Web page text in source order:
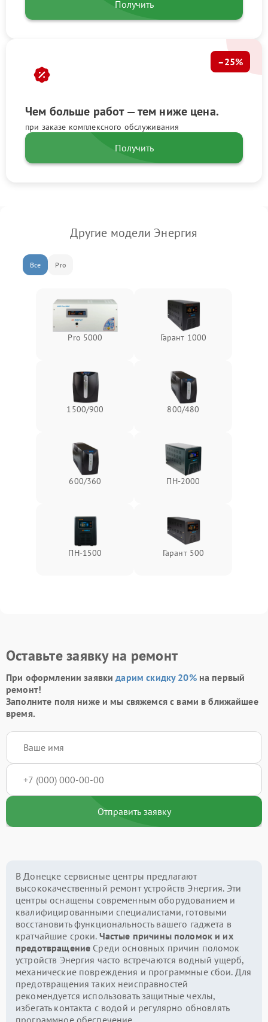
Получить
Чем больше работ — тем ниже цена.
при заказе комплексного обслуживания
–25%
Получить
Другие модели Энергия
Все Pro
Pro 5000 Гарант 1000
1500/900 800/480
600/360 ПН-2000
ПН-1500 Гарант 500
Оставьте заявку на ремонт
При оформлении заявкидарим скидку 20%на первый
ремонт!
Заполните поля ниже и мы свяжемся с вами в ближайшее
время.
Отправить заявку
В Донецке сервисные центры предлагают
высококачественный ремонт устройств Энергия. Эти
центры оснащены современным оборудованием и
квалифицированными специалистами, готовыми
восстановить функциональность вашего гаджета в
кратчайшие сроки. Частые причины поломок и их
предотвращение Среди основных причин поломок
устройств Энергия часто встречаются водный ущерб,
механические повреждения и программные сбои. Для
предотвращения таких неисправностей
рекомендуется использовать защитные чехлы,
избегать контакта с водой и регулярно обновлять
программное обеспечение.